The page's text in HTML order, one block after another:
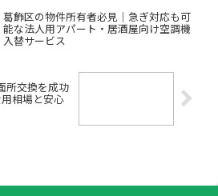
葛飾区の物件所有者必見｜急ぎ対応も可
能な法人用アパート・居酒屋向け空調機
入替サービス
所交換を成功
相場と安心